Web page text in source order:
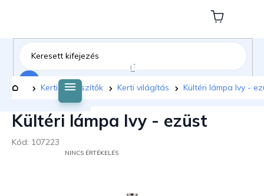
tartalomhoz
Kosár
Kezdőlap
Kerti kiegészítők Kerti világítás Kültéri lámpa Ivy -
Kültéri lámpa Ivy - ezüst
Kód: 107223
NINCS ÉRTÉKELÉS